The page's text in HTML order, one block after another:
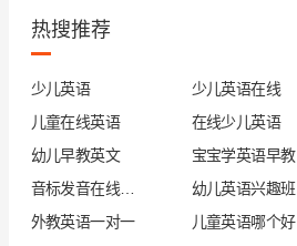
热搜推荐
少儿英语
少儿英语在线
儿童在线英语
在线少儿英语
幼儿早教英文
宝宝学英语早教
幼儿英语兴趣班
外教英语一对一
儿童英语哪个好